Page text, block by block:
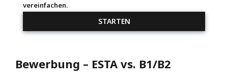
vereinfachen.
STARTEN
Bewerbung – ESTA vs. B1/B2